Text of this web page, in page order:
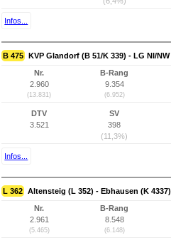
Infos...
B 475 KVP Glandorf (B 51/K 339) - LG NI/NW
Nr.
2.960
(13.831)
B-Rang
9.354
(6.952)
DTV
3.521
SV
398
(11,3%)
Infos...
L 362 Altensteig (L 352) - Ebhausen (K 4337)
Nr.
2.961
(5.465)
B-Rang
8.548
(6.148)